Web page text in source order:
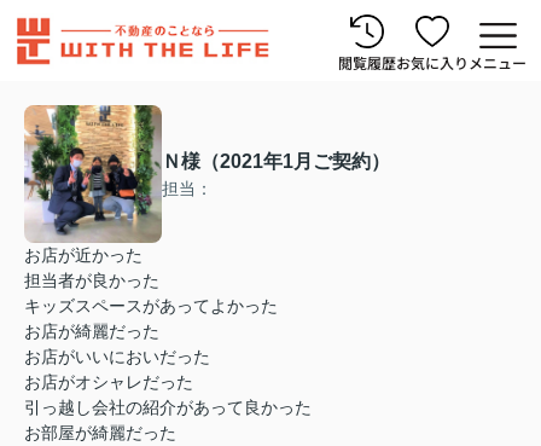
閲覧履歴お気に入り メニュー
Ｎ様（2021年1月ご契約）
担当：
お店が近かった
担当者が良かった
キッズスペースがあってよかった
お店が綺麗だった
お店がいいにおいだった
お店がオシャレだった
引っ越し会社の紹介があって良かった
お部屋が綺麗だった